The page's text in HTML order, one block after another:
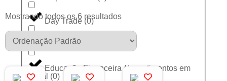
Day Trade (0)
Dólar(0)
Educação Financeira / Investimentos em
Geral (0)
Mostrando todos os 6 resultados